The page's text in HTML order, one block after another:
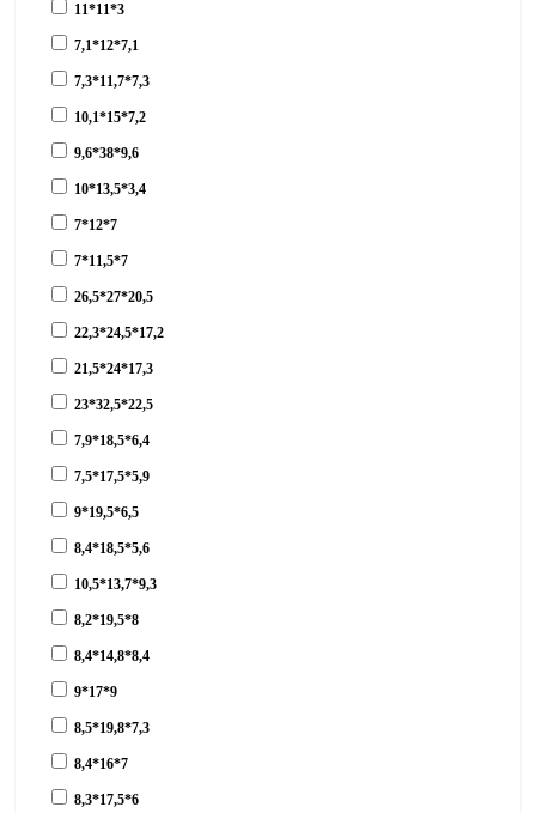
11*11*3
7,1*12*7,1
7,3*11,7*7,3
10,1*15*7,2
9,6*38*9,6
10*13,5*3,4
7*12*7
7*11,5*7
26,5*27*20,5
22,3*24,5*17,2
21,5*24*17,3
23*32,5*22,5
7,9*18,5*6,4
7,5*17,5*5,9
9*19,5*6,5
8,4*18,5*5,6
10,5*13,7*9,3
8,2*19,5*8
8,4*14,8*8,4
9*17*9
8,5*19,8*7,3
8,4*16*7
8,3*17,5*6